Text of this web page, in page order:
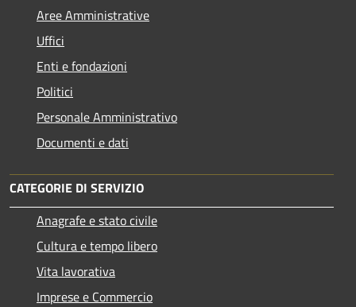
Aree Amministrative
Uffici
Enti e fondazioni
Politici
Personale Amministrativo
Documenti e dati
CATEGORIE DI SERVIZIO
Anagrafe e stato civile
Cultura e tempo libero
Vita lavorativa
Imprese e Commercio